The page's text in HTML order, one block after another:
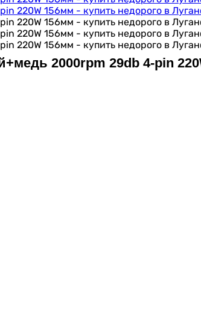
2000rpm 29db 4-pin